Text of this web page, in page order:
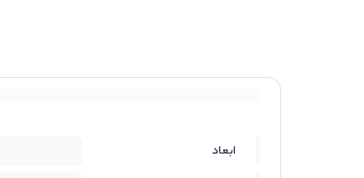
ابعاد